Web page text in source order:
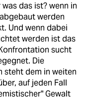
das ist? wenn in
werden
Und wenn dabei
werden ist das
sucht
Die
steht dem in weiten
auf jeden Fall
Gewalt